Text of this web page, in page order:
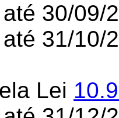
30/
31/10/
Lei